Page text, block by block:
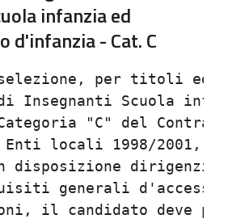
infanzia ed
d'infanzia - Cat. C
selezione, per
di Insegnanti
Categoria "C" del
Enti locali 1998/
disposizione
generali
il candidato